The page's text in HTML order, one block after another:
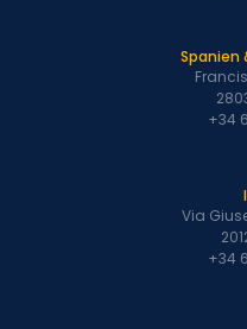
Spanien
+34
Via
+34